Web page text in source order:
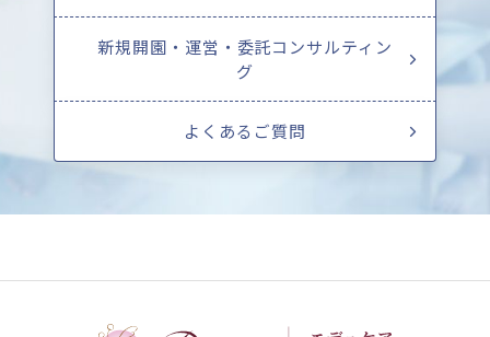
新規開園・運営・委託コンサルティン
グ
よくあるご質問